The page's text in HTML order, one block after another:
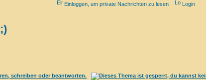
Einloggen, um private Nachrichten zu lesen
Login